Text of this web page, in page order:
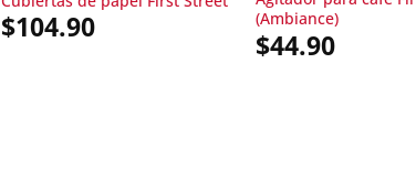
$104.90
(Ambiance)
$44.90